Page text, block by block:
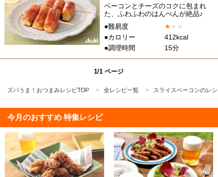
ベーコンとチーズのコクに包まれ
た、ふわふわのはんぺんが絶品♪
●難易度
★★ ★
●カロリー
412kcal
●調理時間
15分
1/1 ページ
ズバうま！おつまみレシピTOP 全レシピ一覧 スライスベーコンのレ
今月のおすすめ 特集レシピ